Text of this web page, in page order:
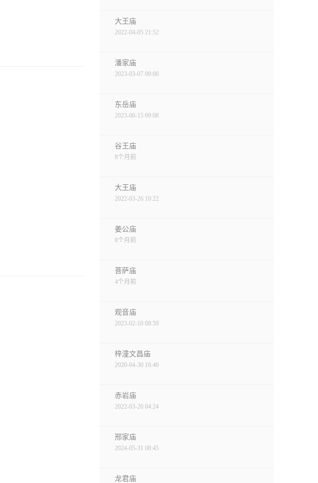
大王庙
2022-04-05 21:52
潘家庙
2023-03-07 09:00
东岳庙
2023-06-15 09:08
谷王庙
8个月前
大王庙
2022-03-26 10:22
姜公庙
8个月前
菩萨庙
4个月前
观音庙
2023-02-10 08:59
梓潼文昌庙
2020-04-30 16:40
赤岩庙
2022-03-20 04:24
邢家庙
2024-05-31 08:45
龙君庙